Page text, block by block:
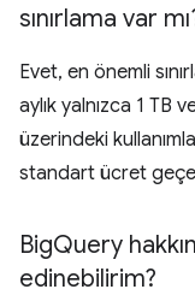
sınırlama var
Evet, en önemli
aylık yalnızca 1 TB
üzerindeki
standart ücret
BigQuery
edinebilirim?